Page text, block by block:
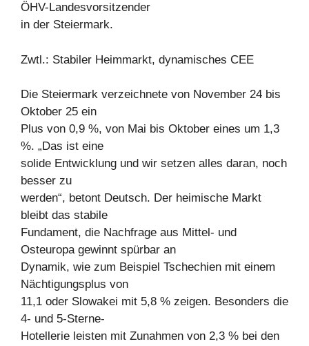
ÖHV-Landesvorsitzender
in der Steiermark.
Zwtl.: Stabiler Heimmarkt, dynamisches CEE
Die Steiermark verzeichnete von November 24 bis
Oktober 25 ein
Plus von 0,9 %, von Mai bis Oktober eines um 1,3
%. „Das ist eine
solide Entwicklung und wir setzen alles daran, noch
besser zu
werden“, betont Deutsch. Der heimische Markt
bleibt das stabile
Fundament, die Nachfrage aus Mittel- und
Osteuropa gewinnt spürbar an
Dynamik, wie zum Beispiel Tschechien mit einem
Nächtigungsplus von
11,1 oder Slowakei mit 5,8 % zeigen. Besonders die
4- und 5-Sterne-
Hotellerie leisten mit Zunahmen von 2,3 % bei den